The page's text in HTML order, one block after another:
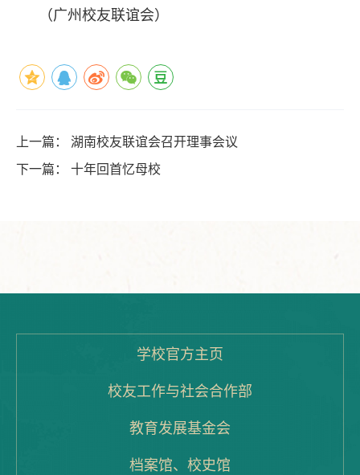
（广州校友联谊会）
上一篇： 湖南校友联谊会召开理事会议
下一篇： 十年回首忆母校
学校官方主页
校友工作与社会合作部
教育发展基金会
档案馆、校史馆